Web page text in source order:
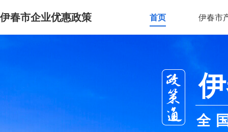
伊春市企业优惠政策 首页 伊春市
全